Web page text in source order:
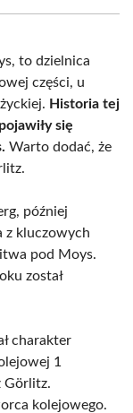
to dzielnica
części, u
Historia tej
się
Warto dodać, że
później
z kluczowych
pod Moys.
został
charakter
1
Görlitz.
kolejowego.